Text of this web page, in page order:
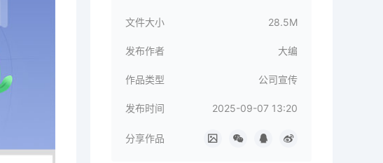
文件大小 28.5M
发布作者 大编
作品类型 公司宣传
发布时间 2025-09-07 13:20
分享作品